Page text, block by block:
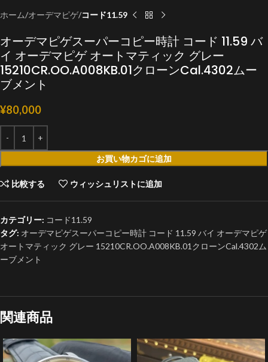
ホーム オーデマピゲ コード11.59
オーデマピゲスーパーコピー時計 コード 11.59 バ
イ オーデマピゲ オートマティック グレー
15210CR.OO.A008KB.01クローンCal.4302ムー
ブメント
¥80,000
お買い物カゴに追加
比較する ウィッシュリストに追加
カテゴリー: コード11.59
タグ: オーデマピゲスーパーコピー時計 コード 11.59 バイ オーデマピゲ
オートマティック グレー 15210CR.OO.A008KB.01クローンCal.4302ム
ーブメント
関連商品